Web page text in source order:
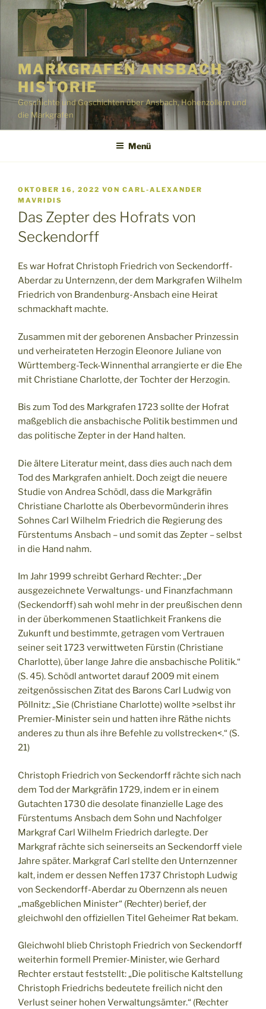
Zum
Inhalt
springen
MARKGRAFEN ANSBACH
HISTORIE
Geschichte und Geschichten über Ansbach, Hohenzollern und
die Markgrafen
Menü
VERÖFFENTLICHT
AM
OKTOBER 16, 2022 VON CARL-ALEXANDER
MAVRIDIS
Das Zepter des Hofrats von
Seckendorff
Es war Hofrat Christoph Friedrich von Seckendorff-
Aberdar zu Unternzenn, der dem Markgrafen Wilhelm
Friedrich von Brandenburg-Ansbach eine Heirat
schmackhaft machte.
Zusammen mit der geborenen Ansbacher Prinzessin
und verheirateten Herzogin Eleonore Juliane von
Württemberg-Teck-Winnenthal arrangierte er die Ehe
mit Christiane Charlotte, der Tochter der Herzogin.
Bis zum Tod des Markgrafen 1723 sollte der Hofrat
maßgeblich die ansbachische Politik bestimmen und
das politische Zepter in der Hand halten.
Die ältere Literatur meint, dass dies auch nach dem
Tod des Markgrafen anhielt. Doch zeigt die neuere
Studie von Andrea Schödl, dass die Markgräfin
Christiane Charlotte als Oberbevormünderin ihres
Sohnes Carl Wilhelm Friedrich die Regierung des
Fürstentums Ansbach – und somit das Zepter – selbst
in die Hand nahm.
Im Jahr 1999 schreibt Gerhard Rechter: „Der
ausgezeichnete Verwaltungs- und Finanzfachmann
(Seckendorff) sah wohl mehr in der preußischen denn
in der überkommenen Staatlichkeit Frankens die
Zukunft und bestimmte, getragen vom Vertrauen
seiner seit 1723 verwittweten Fürstin (Christiane
Charlotte), über lange Jahre die ansbachische Politik.“
(S. 45). Schödl antwortet darauf 2009 mit einem
zeitgenössischen Zitat des Barons Carl Ludwig von
Pöllnitz: „Sie (Christiane Charlotte) wollte >selbst ihr
Premier-Minister sein und hatten ihre Räthe nichts
anderes zu thun als ihre Befehle zu vollstrecken<.“ (S.
21)
Christoph Friedrich von Seckendorff rächte sich nach
dem Tod der Markgräfin 1729, indem er in einem
Gutachten 1730 die desolate finanzielle Lage des
Fürstentums Ansbach dem Sohn und Nachfolger
Markgraf Carl Wilhelm Friedrich darlegte. Der
Markgraf rächte sich seinerseits an Seckendorff viele
Jahre später. Markgraf Carl stellte den Unternzenner
kalt, indem er dessen Neffen 1737 Christoph Ludwig
von Seckendorff-Aberdar zu Obernzenn als neuen
„maßgeblichen Minister“ (Rechter) berief, der
gleichwohl den offiziellen Titel Geheimer Rat bekam.
Gleichwohl blieb Christoph Friedrich von Seckendorff
weiterhin formell Premier-Minister, wie Gerhard
Rechter erstaut feststellt: „Die politische Kaltstellung
Christoph Friedrichs bedeutete freilich nicht den
Verlust seiner hohen Verwaltungsämter.“ (Rechter